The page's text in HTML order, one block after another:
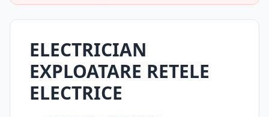
ELECTRICIAN
EXPLOATARE RETELE
ELECTRICE